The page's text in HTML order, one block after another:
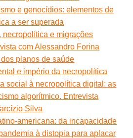
e genocídios: elementos de
a ser superada
necropolítica e migrações
com Alessandro Forina
planos de saúde
e império da necropolítica
social à necropolítica digital: as
algorítmico. Entrevista
Silva
americana: da incapacidade
à distopia para aplacar